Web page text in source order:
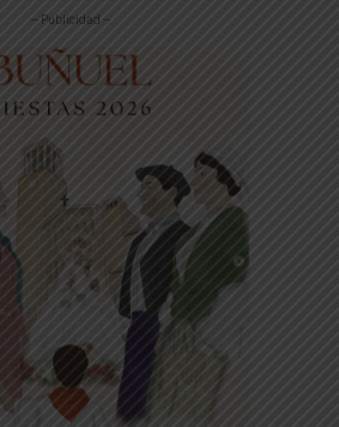
-- Publicidad --